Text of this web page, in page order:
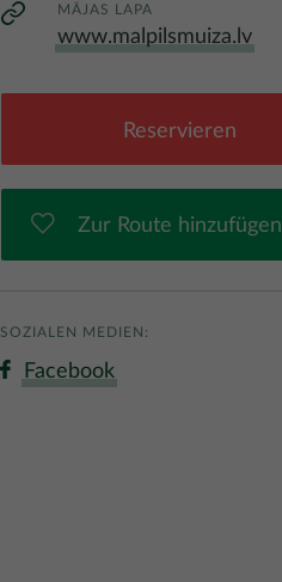
MĀJAS LAPA
www.malpilsmuiza.lv
Reservieren
Zur Route hinzufügen
SOZIALEN MEDIEN:
Facebook